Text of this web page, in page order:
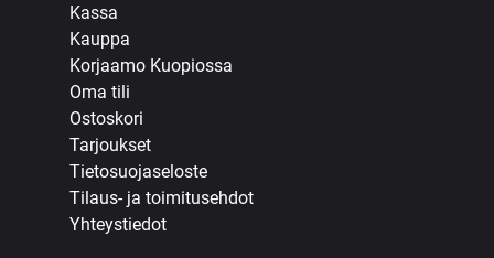
Kassa
Kauppa
Korjaamo Kuopiossa
Oma tili
Ostoskori
Tarjoukset
Tietosuojaseloste
Tilaus- ja toimitusehdot
Yhteystiedot